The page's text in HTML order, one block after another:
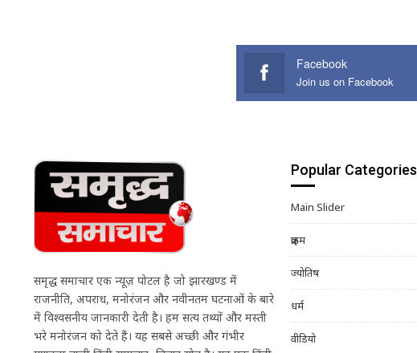
Facebook
Join us on Facebook
समृद्ध समाचार एक न्यूज़ पोर्टल है जो झारखण्ड में
राजनीति, अपराध, मनोरंजन और नवीनतम घटनाओं के बारे
में विश्वसनीय जानकारी देती है। हम सत्य तथ्यों और मस्ती
भरे मनोरंजन को देते हैं। यह सबसे अच्छी और गंभीर
Popular Categories
Main Slider
क्राइम
ज्योतिष
धर्म
वीडियो